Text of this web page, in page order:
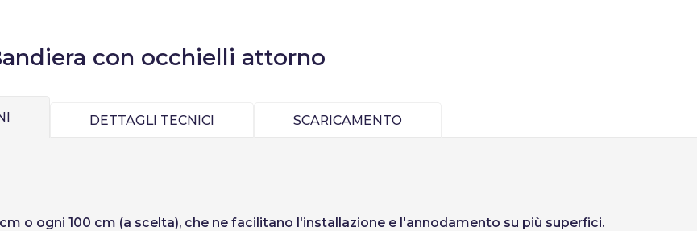
con occhielli attorno
DETTAGLI TECNICI SCARICAMENTO
o ogni 100 cm (a scelta), che ne facilitano l'installazione e l'annodamento su più superfici.